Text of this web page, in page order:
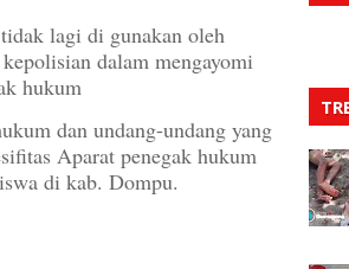
lagi di gunakan oleh
dalam mengayomi
hukum
dan undang-undang yang
Aparat penegak hukum
di kab. Dompu.